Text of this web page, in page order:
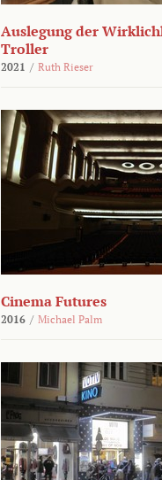
Auslegung der
Troller
2021 / Ruth Rieser
Cinema Futures
2016 / Michael Palm